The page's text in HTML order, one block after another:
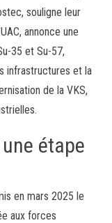
souligne leur
annonce une
35 et Su-57,
infrastructures et la
de la VKS,
étape
en mars 2025 le
aux forces